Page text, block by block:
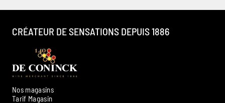
Nos magasins
Tarif Magasin
CRÉATEUR DE SENSATIONS DEPUIS 1886